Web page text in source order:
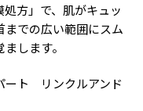
方」で、肌がキュッ
までの広い範囲にスム
します。
ート リンクルアンド